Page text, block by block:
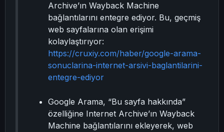
Archive’ın Wayback Machine
bağlantılarını entegre ediyor. Bu, geçmiş
web sayfalarına olan erişimi
kolaylaştırıyor:
https://cruxiy.com/haber/google-arama-
sonuclarina-internet-arsivi-baglantilarini-
entegre-ediyor
Google Arama, “Bu sayfa hakkında”
özelliğine Internet Archive’ın Wayback
Machine bağlantılarını ekleyerek, web